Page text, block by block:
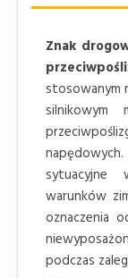
Znak
stosowanym
silnikowym
sytuacyjne
warunków
oznaczenia
podczas